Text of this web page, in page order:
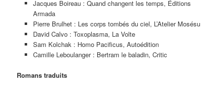
Jacques Boireau : Quand changent les temps, Éditions
Armada
Pierre Brulhet : Les corps tombés du ciel, L’Atelier Mosésu
David Calvo : Toxoplasma, La Volte
Sam Kolchak : Homo Pacificus, Autoédition
Camille Leboulanger : Bertram le baladin, Critic
Romans traduits